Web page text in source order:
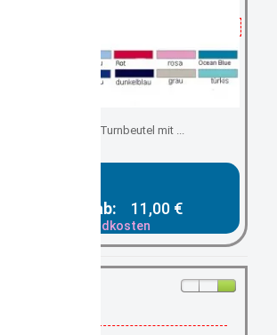
Kindergartenbeutel/ Turnbeutel mit ...
Gesamtpreis ab: 11,00 €
zzgl. Versandkosten